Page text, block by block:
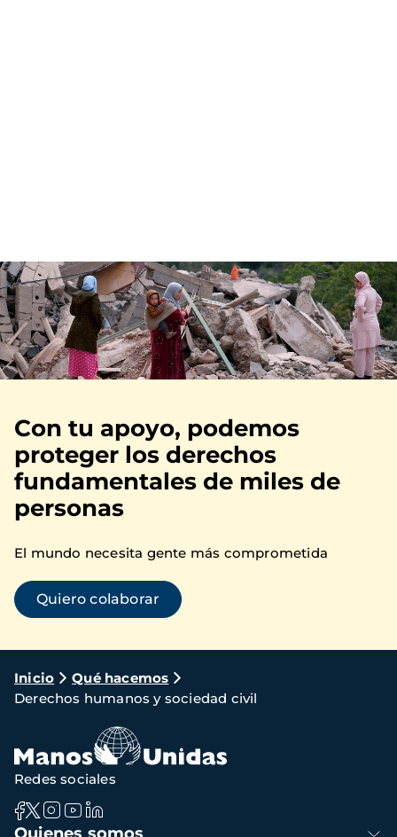
Imagen
Con tu apoyo, podemos
proteger los derechos
fundamentales de miles de
personas
El mundo necesita gente más comprometida
Quiero colaborar
Ruta
de
navegación
Inicio
Qué hacemos
Derechos humanos y sociedad civil
Navegación
Redes sociales